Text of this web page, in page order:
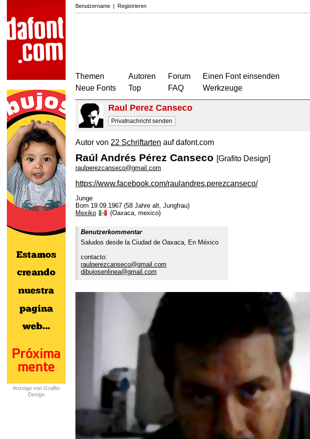
Benutzername | Registrieren
Themen
Neue Fonts
Autoren
Top
Forum
FAQ
Einen Font einsenden
Werkzeuge
Anzeige von Grafito
Design
Raul Perez Canseco
Privatnachricht senden
Autor von 22 Schriftarten auf dafont.com
Raúl Andrés Pérez Canseco [Grafito Design]
raulperezcanseco@gmail.com
https://www.facebook.com/raulandres.perezcanseco/
Junge
Born 19.09.1967 (58 Jahre alt, Jungfrau)
Mexiko
(Oaxaca, mexico)
Benutzerkommentar
Saludos desde la Ciudad de Oaxaca, En México
contacto:
raulperezcanseco@gmail.com
dibujosenlinea@gmail.com